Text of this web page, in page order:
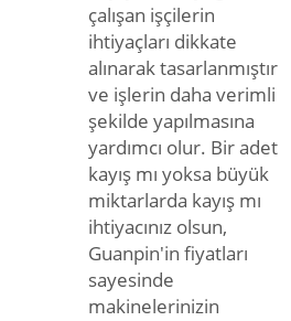
çalışan işçilerin
ihtiyaçları dikkate
alınarak tasarlanmıştır
ve işlerin daha verimli
şekilde yapılmasına
yardımcı olur. Bir adet
kayış mı yoksa büyük
miktarlarda kayış mı
ihtiyacınız olsun,
Guanpin'in fiyatları
sayesinde
makinelerinizin